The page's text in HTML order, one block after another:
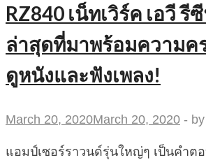
RZ840 เน็ทเวิร์ค เอวี รี
ล่าสุดที่มาพร้อมความค
ดูหนังและฟังเพลง!
March 20, 2020March 20, 2020 - by
แอมป์เซอร์ราวนด์รุ่นใหญ่ๆ เป็นคำต